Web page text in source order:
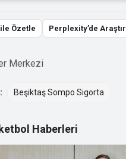
Özetle Perplexity’de Araştır
Merkezi
Beşiktaş Sompo Sigorta
Haberleri